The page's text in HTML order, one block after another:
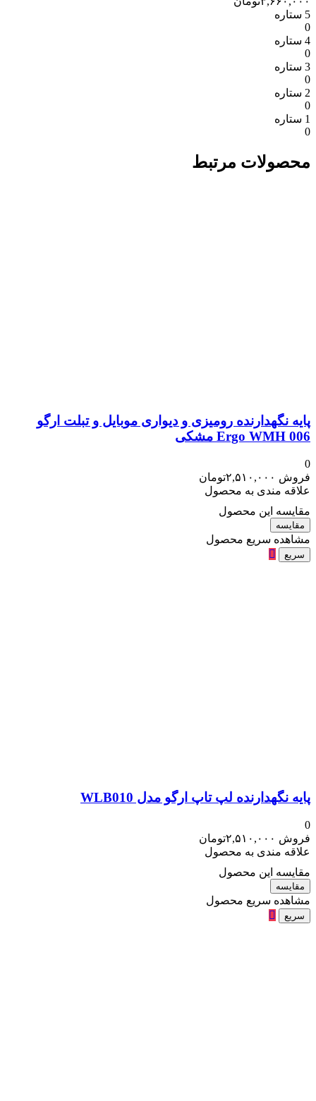
5 ستاره
0
4 ستاره
0
3 ستاره
0
2 ستاره
0
1 ستاره
0
محصولات مرتبط
پایه نگهدارنده رومیزی و دیواری موبایل و تبلت ارگو
Ergo WMH 006 مشکی
0
فروش ۲,۵۱۰,۰۰۰تومان
علاقه مندی به محصول
مقایسه این محصول
مقایسه
مشاهده سریع محصول
سریع
پایه نگهدارنده لپ تاپ ارگو مدل WLB010
0
فروش ۲,۵۱۰,۰۰۰تومان
علاقه مندی به محصول
مقایسه این محصول
مقایسه
مشاهده سریع محصول
سریع